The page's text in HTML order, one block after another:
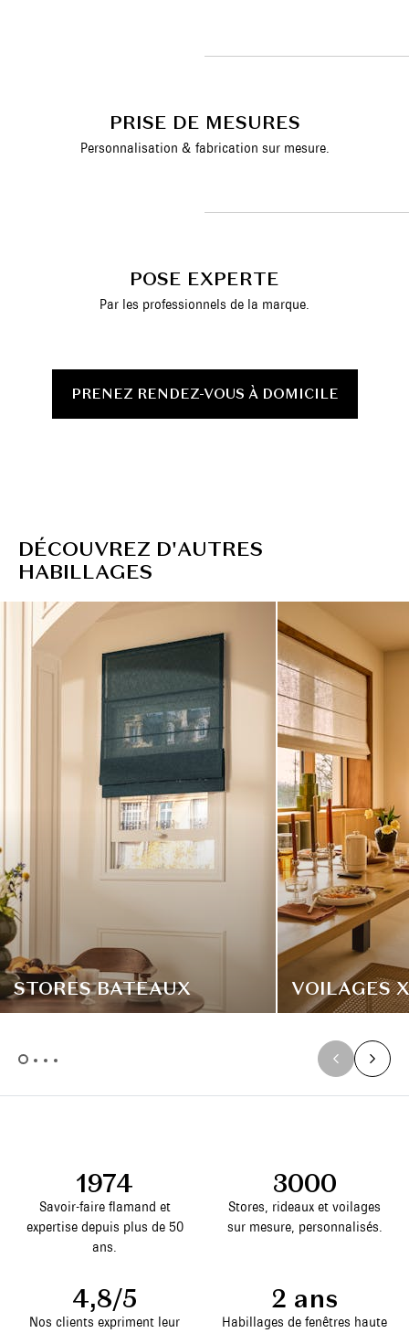
PRISE DE MESURES
Personnalisation & fabrication sur mesure.
POSE EXPERTE
Par les professionnels de la marque.
PRENEZ RENDEZ-VOUS À DOMICILE
DÉCOUVREZ D'AUTRES
HABILLAGES
STORES BATEAUX VOILAGES
1974
Savoir-faire flamand et
expertise depuis plus de 50
ans.
3000
Stores, rideaux et voilages
sur mesure, personnalisés.
4,8/5
Nos clients expriment leur
2 ans
Habillages de fenêtres haute